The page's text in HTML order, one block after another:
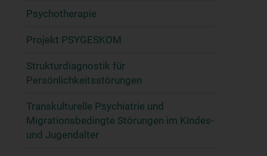
Psychotherapie
Projekt PSYGESKOM
Strukturdiagnostik für
Persönlichkeitsstörungen
Transkulturelle Psychiatrie und
Migrationsbedingte Störungen im Kindes-
und Jugendalter